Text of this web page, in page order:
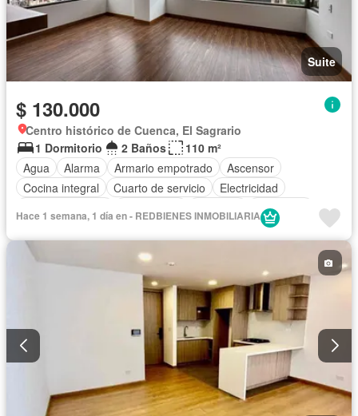
Suite
$ 130.000
Centro histórico de Cuenca, El Sagrario
1 Dormitorio
2 Baños
110 m²
Agua
Alarma Armario empotrado
Ascensor
Cocina integral
Cuarto de servicio
Electricidad
Seguridad
Hace 1 semana, 1 día en - REDBIENES INMOBILIARIA